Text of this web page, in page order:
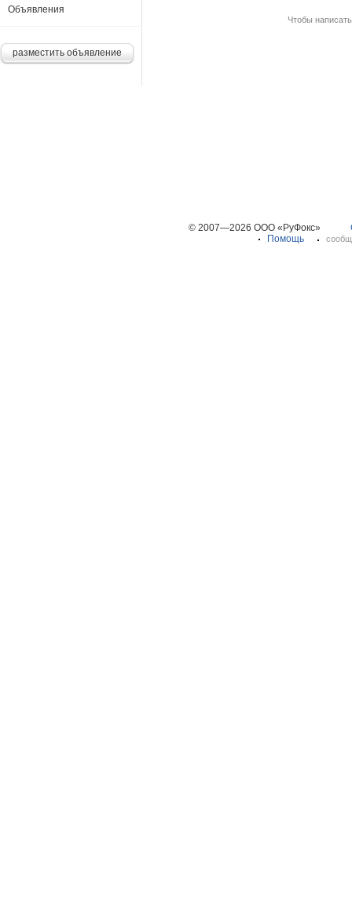
Чтобы
Объявления
разместить объявление
© 2007—2026 ООО «РуФокс»
Помощь